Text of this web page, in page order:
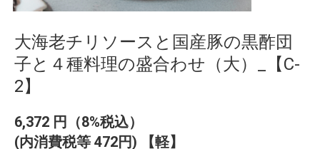
大海老チリソースと国産豚の黒酢団
子と４種料理の盛合わせ（大）_【C-
2】
6,372 円（8%税込）
(内消費税等 472円) 【軽】